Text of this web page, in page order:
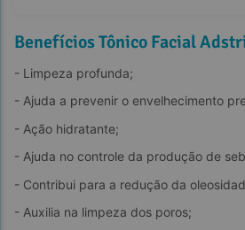
Benefícios Tônico Facial
- Limpeza profunda;
- Ajuda a prevenir o envelhecimento
- Ação hidratante;
- Ajuda no controle da produção de
- Contribui para a redução da
- Auxilia na limpeza dos poros;